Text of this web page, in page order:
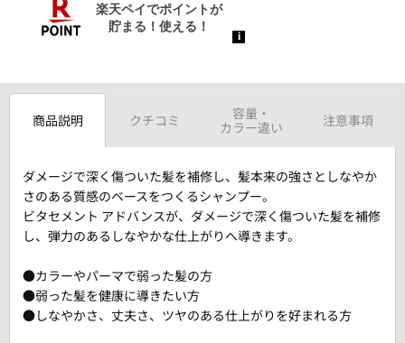
商品説明 クチコミ
容量・
カラー違い
注意事項
ダメージで深く傷ついた髪を補修し、髪本来の強さとしなやか
さのある質感のベースをつくるシャンプー。
ビタセメント アドバンスが、ダメージで深く傷ついた髪を補修
し、弾力のあるしなやかな仕上がりへ導きます。
●カラーやパーマで弱った髪の方
●弱った髪を健康に導きたい方
●しなやかさ、丈夫さ、ツヤのある仕上がりを好まれる方